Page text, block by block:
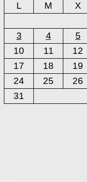
L
M X
3
4 5
10
11 12
17
18 19
24
25 26
31